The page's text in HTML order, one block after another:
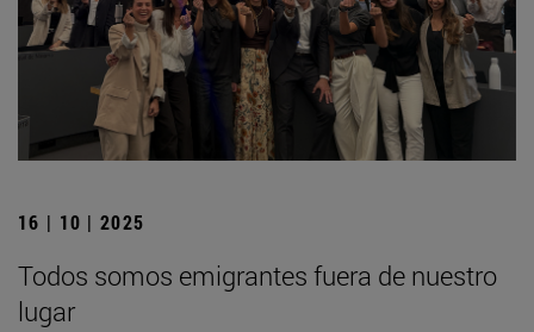
16 | 10 | 2025
Todos somos emigrantes fuera de nuestro
lugar